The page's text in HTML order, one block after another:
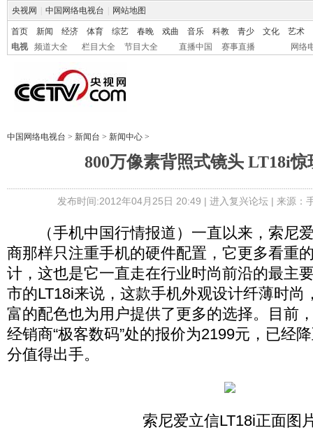
央视网 中国网络电视台 网站地图
首页 新闻 经济 体育 综艺 春晚 戏曲 音乐 科教 青少 文化
艺术
电视
频道大全 栏目大全 节目大全 直播中国 赛事直播 网络
中国网络电视台 > 新闻台 > 新闻中心 >
800万像素背照式镜头 LT18i惊
发布时间:2012年04月25日 20:49 | 进入复兴论坛| 来源：
（手机中国行情报道）一直以来，索尼
商那样只注重手机的硬件配置，它更多看重
计，这也是它一直走在行业时尚前沿的最主
市的LT18i来说，这款手机外观设计纤薄时尚
富的配色也为用户提供了更多的选择。目前
经销商“极客数码”处的报价为2199元，已经
分值得出手。
索尼爱立信LT18i正面图